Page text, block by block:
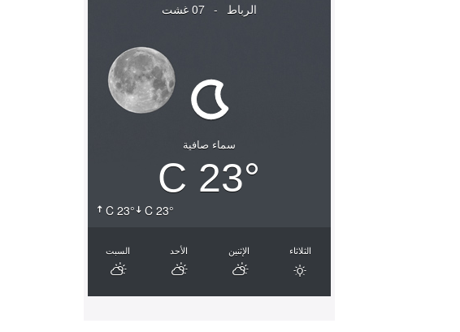
الرباط - 07 غشت
23° C 23° C
سماء صافية
23° C
السبت الأحد الإثنين الثلاثاء